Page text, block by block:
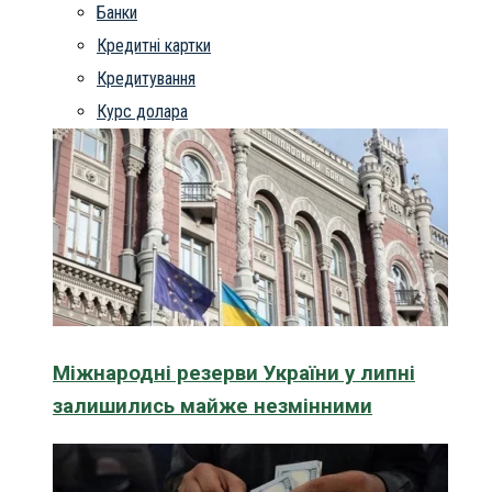
Банки
Кредитні картки
Кредитування
Курс долара
Міжнародні резерви України у липні
залишились майже незмінними